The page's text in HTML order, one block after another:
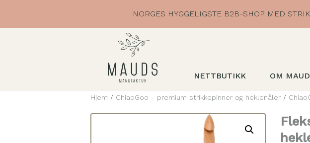
content
NORGES HYGGELIGSTE B2B-SHOP MED
NETTBUTIKK OM
Hjem / ChiaoGoo - premium strikkepinner og heklenåler /